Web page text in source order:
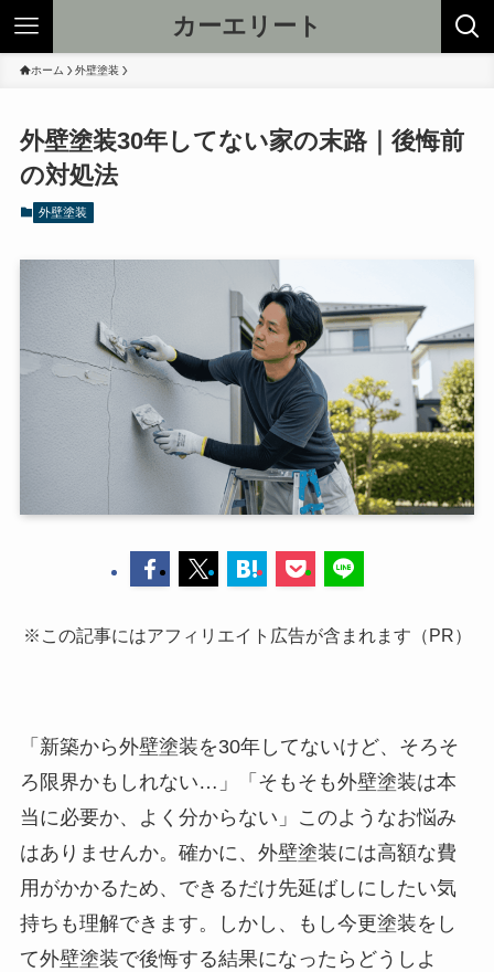
カーエリート
ホーム 外壁塗装
外壁塗装30年してない家の末路｜後悔前
の対処法
外壁塗装
※この記事にはアフィリエイト広告が含まれます（PR）
「新築から外壁塗装を30年してないけど、そろそ
ろ限界かもしれない…」「そもそも外壁塗装は本
当に必要か、よく分からない」このようなお悩み
はありませんか。確かに、外壁塗装には高額な費
用がかかるため、できるだけ先延ばしにしたい気
持ちも理解できます。しかし、もし今更塗装をし
て外壁塗装で後悔する結果になったらどうしよ